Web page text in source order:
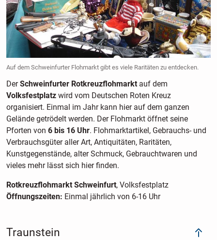
Auf dem Schweinfurter Flohmarkt gibt es viele Raritäten zu entdecken.
DerSchweinfurter Rotkreuzflohmarkt auf dem
Volksfestplatzwird vom Deutschen Roten Kreuz
organisiert. Einmal im Jahr kann hier auf dem ganzen
Gelände getrödelt werden. Der Flohmarkt öffnet seine
Pforten von 6 bis 16 Uhr. Flohmarktartikel, Gebrauchs- und
Verbrauchsgüter aller Art, Antiquitäten, Raritäten,
Kunstgegenstände, alter Schmuck, Gebrauchtwaren und
vieles mehr lässt sich hier finden.
Rotkreuzflohmarkt Schweinfurt, Volksfestplatz
Öffnungszeiten: Einmal jährlich von 6-16 Uhr
Traunstein